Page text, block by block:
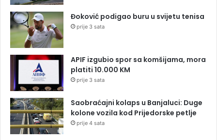
Đoković podigao buru u svijetu tenisa
prije 3 sata
APIF izgubio spor sa komšijama, mora
platiti 10.000 KM
prije 3 sata
Saobraćajni kolaps u Banjaluci: Duge
kolone vozila kod Prijedorske petlje
prije 4 sata